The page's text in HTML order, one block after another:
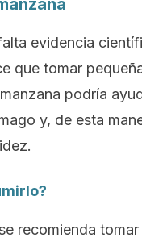
evidencia
que tomar
podría
y, de esta
recomienda